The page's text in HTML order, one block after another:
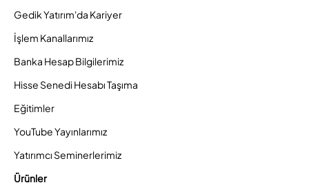
Gedik Yatırım'da Kariyer
İşlem Kanallarımız
Banka Hesap Bilgilerimiz
Hisse Senedi Hesabı Taşıma
Eğitimler
YouTube Yayınlarımız
Yatırımcı Seminerlerimiz
Ürünler